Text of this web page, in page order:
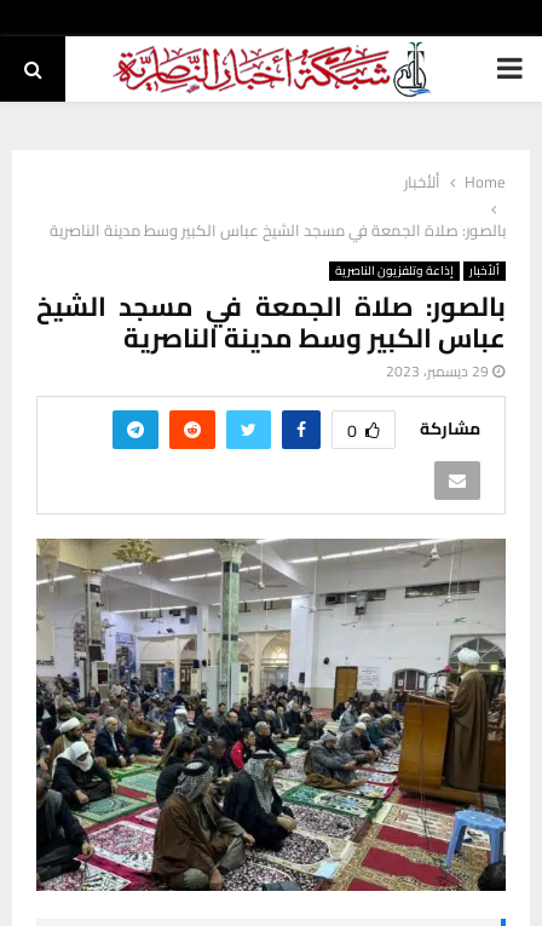
PRIMARY
Home
ألأخبار
بالصور: صلاة الجمعة في مسجد الشيخ عباس الكبير وسط مدينة الناصرية
ألأخبار إذاعة وتلفزيون الناصرية
بالصور: صلاة الجمعة في مسجد الشيخ
عباس الكبير وسط مدينة الناصرية
29 ديسمبر، 2023
مشاركة 0